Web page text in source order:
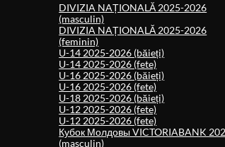
DIVIZIA NAȚIONALĂ 2025-2026
(masculin)
DIVIZIA NAȚIONALĂ 2025-2026
(feminin)
U-14 2025-2026 (băieți)
U-14 2025-2026 (fete)
U-16 2025-2026 (băieți)
U-16 2025-2026 (fete)
U-18 2025-2026 (băieți)
U-12 2025-2026 (fete)
U-12 2025-2026 (fete)
Кубок Молдовы VICTORIABANK
(masculin)